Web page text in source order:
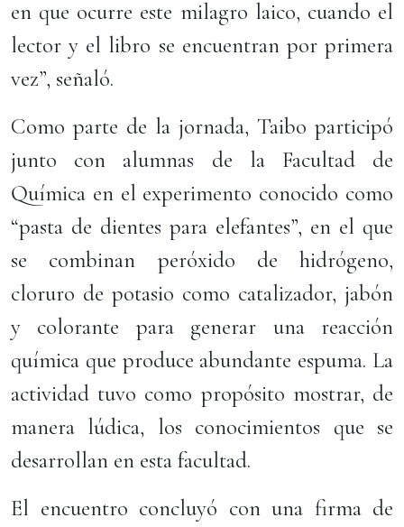
en que ocurre este milagro laico, cuando el
lector y el libro se encuentran por primera
vez”, señaló.
Como parte de la jornada, Taibo participó
junto con alumnas de la Facultad de
Química en el experimento conocido como
“pasta de dientes para elefantes”, en el que
se combinan peróxido de hidrógeno,
cloruro de potasio como catalizador, jabón
y colorante para generar una reacción
química que produce abundante espuma. La
actividad tuvo como propósito mostrar, de
manera lúdica, los conocimientos que se
desarrollan en esta facultad.
El encuentro concluyó con una firma de